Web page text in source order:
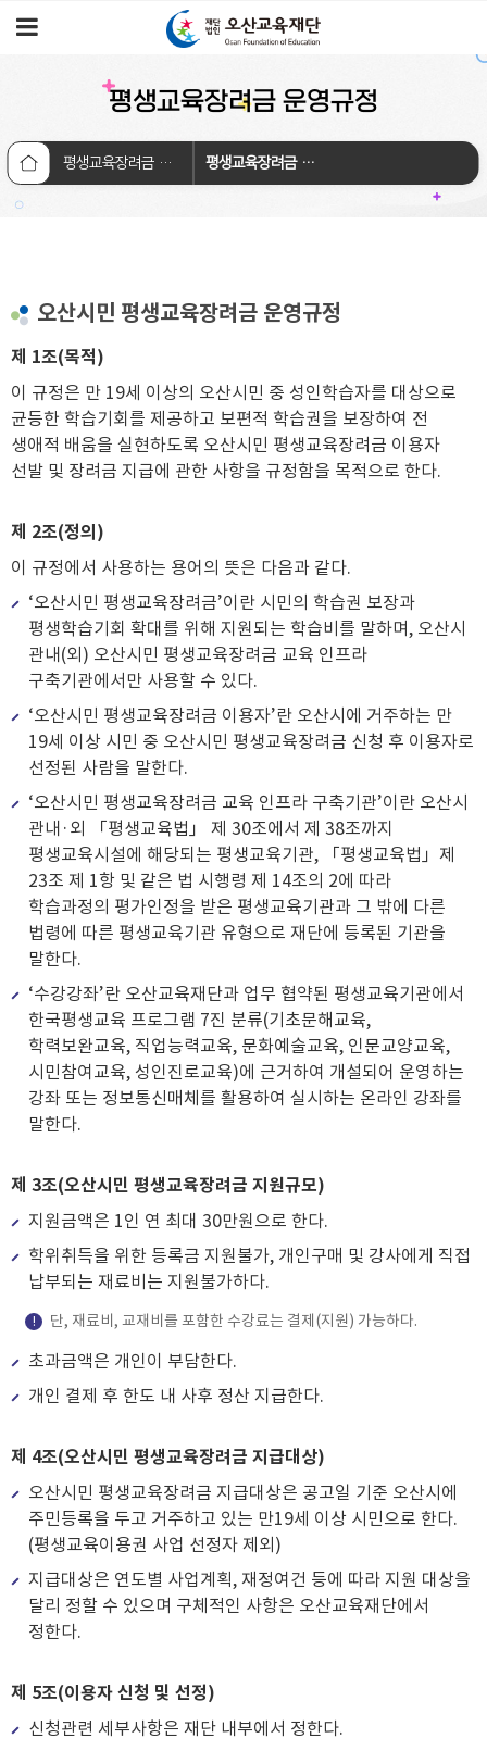
평생교육장려금 신청 평생교육장려금 운영규정
평생교육장려금 운영규정
오산시민 평생교육장려금 운영규정
제 1조(목적)
이 규정은 만 19세 이상의 오산시민 중 성인학습자를 대상으로
균등한 학습기회를 제공하고 보편적 학습권을 보장하여 전
생애적 배움을 실현하도록 오산시민 평생교육장려금 이용자
선발 및 장려금 지급에 관한 사항을 규정함을 목적으로 한다.
제 2조(정의)
이 규정에서 사용하는 용어의 뜻은 다음과 같다.
‘오산시민 평생교육장려금’이란 시민의 학습권 보장과
평생학습기회 확대를 위해 지원되는 학습비를 말하며, 오산시
관내(외) 오산시민 평생교육장려금 교육 인프라
구축기관에서만 사용할 수 있다.
‘오산시민 평생교육장려금 이용자’란 오산시에 거주하는 만
19세 이상 시민 중 오산시민 평생교육장려금 신청 후 이용자로
선정된 사람을 말한다.
‘오산시민 평생교육장려금 교육 인프라 구축기관’이란 오산시
관내·외 「평생교육법」 제 30조에서 제 38조까지
평생교육시설에 해당되는 평생교육기관, 「평생교육법」제
23조 제 1항 및 같은 법 시행령 제 14조의 2에 따라
학습과정의 평가인정을 받은 평생교육기관과 그 밖에 다른
법령에 따른 평생교육기관 유형으로 재단에 등록된 기관을
말한다.
‘수강강좌’란 오산교육재단과 업무 협약된 평생교육기관에서
한국평생교육 프로그램 7진 분류(기초문해교육,
학력보완교육, 직업능력교육, 문화예술교육, 인문교양교육,
시민참여교육, 성인진로교육)에 근거하여 개설되어 운영하는
강좌 또는 정보통신매체를 활용하여 실시하는 온라인 강좌를
말한다.
제 3조(오산시민 평생교육장려금 지원규모)
지원금액은 1인 연 최대 30만원으로 한다.
학위취득을 위한 등록금 지원불가, 개인구매 및 강사에게 직접
납부되는 재료비는 지원불가하다.
단, 재료비, 교재비를 포함한 수강료는 결제(지원) 가능하다.
초과금액은 개인이 부담한다.
개인 결제 후 한도 내 사후 정산 지급한다.
제 4조(오산시민 평생교육장려금 지급대상)
오산시민 평생교육장려금 지급대상은 공고일 기준 오산시에
주민등록을 두고 거주하고 있는 만19세 이상 시민으로 한다.
(평생교육이용권 사업 선정자 제외)
지급대상은 연도별 사업계획, 재정여건 등에 따라 지원 대상을
달리 정할 수 있으며 구체적인 사항은 오산교육재단에서
정한다.
제 5조(이용자 신청 및 선정)
신청관련 세부사항은 재단 내부에서 정한다.